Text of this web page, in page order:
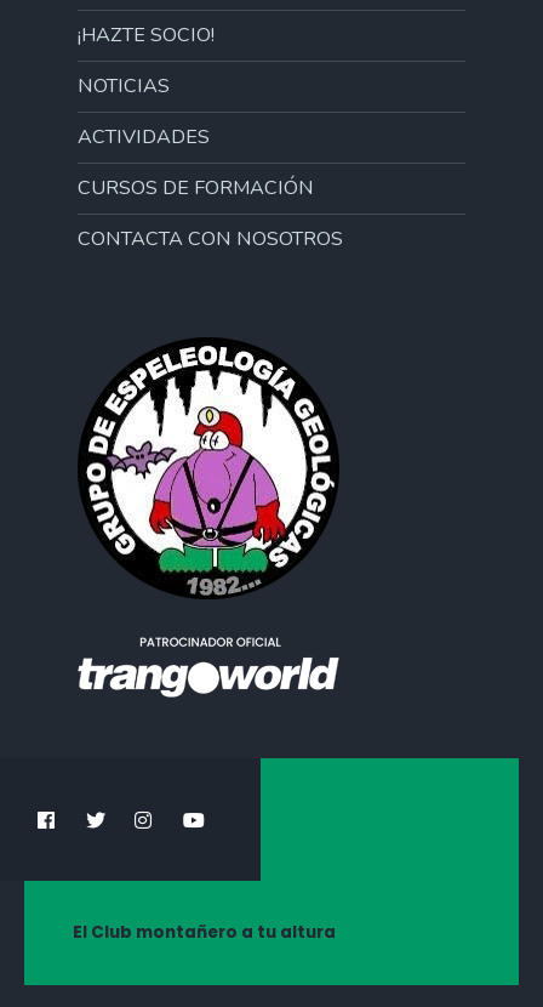
¡HAZTE SOCIO!
NOTICIAS
ACTIVIDADES
CURSOS DE FORMACIÓN
CONTACTA CON NOSOTROS
El Club montañero a tu altura